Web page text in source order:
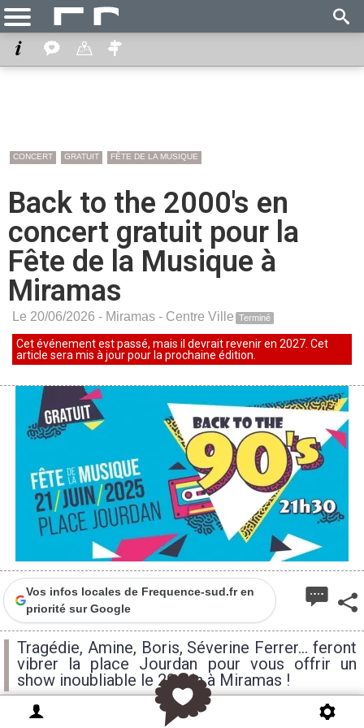
CONCERT GRATUIT FÊTE DE LA MUSIQUE
Back to the 2000's en
concert gratuit pour la
Fête de la Musique à
Miramas
Le 20/06/2026 - Miramas - Centre Ville Terminé
Cet événement est passé, mais il devrait revenir en 2027. Cet
article sera mis à jour pour la prochaine édition.
Vos infos locales de Frequence-sud.fr en
priorité sur Google
Tragédie, Amine, Boris, Séverine Ferrer... feront
vibrer la place Jourdan pour vous offrir un
show inoubliable le 20 juin à Miramas !